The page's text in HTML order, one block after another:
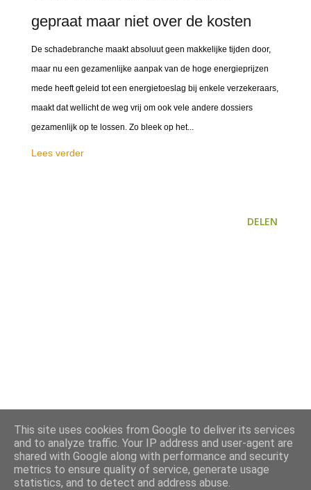
gepraat maar niet over de kosten
De schadebranche maakt absoluut geen makkelijke tijden door,
maar nu een gezamenlijke aanpak van de hoge energieprijzen
mede heeft geleid tot een energietoeslag bij enkele verzekeraars,
maakt dat wellicht de weg vrij om ook vele andere dossiers
gezamenlijk op te lossen. Zo bleek op het...
Lees verder
DELEN
This site uses cookies from Google to deliver its services
and to analyze traffic. Your IP address and user-agent are
shared with Google along with performance and security
metrics to ensure quality of service, generate usage
statistics, and to detect and address abuse.